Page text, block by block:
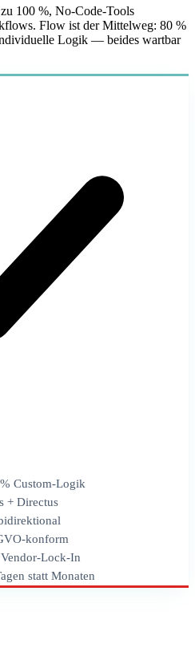
100 %, No-Code-Tools
Flow ist der Mittelweg: 80 %
Logik — beides wartbar
Custom-Logik
+ Directus
konform
Lock-In
statt Monaten